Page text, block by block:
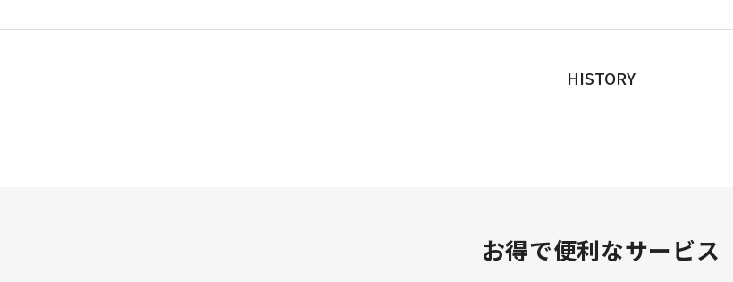
HISTORY
お得で便利なサービス